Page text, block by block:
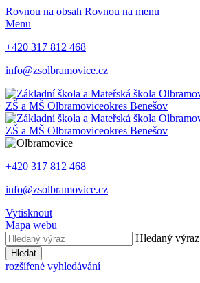
Rovnou na obsah Rovnou na menu
Menu
+420 317 812 468
info@zsolbramovice.cz
ZŠ a MŠ Olbramoviceokres Benešov
ZŠ a MŠ Olbramoviceokres Benešov
+420 317 812 468
info@zsolbramovice.cz
Vytisknout
Mapa webu
Hledaný výraz
Hledat
rozšířené vyhledávání